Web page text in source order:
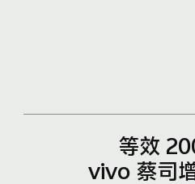
等效
vivo 蔡司